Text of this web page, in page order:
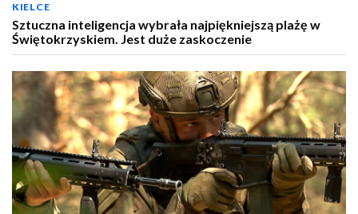
KIELCE
Sztuczna inteligencja wybrała najpiękniejszą plażę w
Świętokrzyskiem. Jest duże zaskoczenie